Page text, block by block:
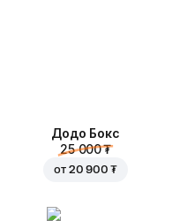
Додо Бокс
25 000 ₮
от 20 900 ₮